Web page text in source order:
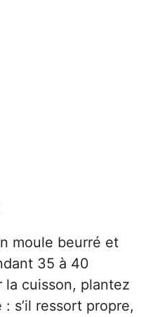
moule beurré et
35 à 40
la cuisson, plantez
s’il ressort propre,